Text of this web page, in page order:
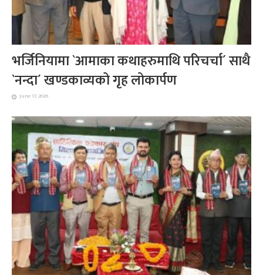
भर्जिनियामा `आमाका कथाहरुमाथि परिचर्चा´ साथै
`नन्दा´ खण्डकाव्यको गृह लोकार्पण
June 17, 2026